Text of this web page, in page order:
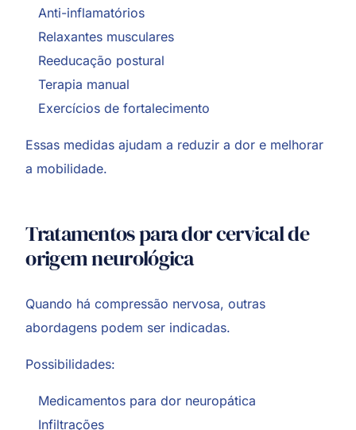
Anti-inflamatórios
Relaxantes musculares
Reeducação postural
Terapia manual
Exercícios de fortalecimento
Essas medidas ajudam a reduzir a dor e melhorar
a mobilidade.
Tratamentos para dor cervical de
origem neurológica
Quando há compressão nervosa, outras
abordagens podem ser indicadas.
Possibilidades:
Medicamentos para dor neuropática
Infiltrações